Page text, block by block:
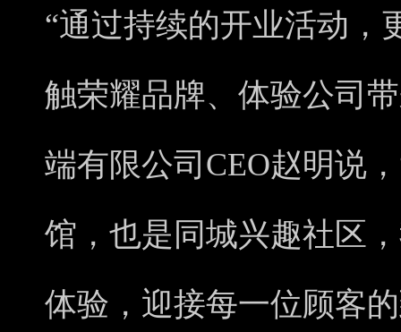
“通过持续的开业活动，
触荣耀品牌、体验公司
端有限公司CEO赵明说
馆，也是同城兴趣社区
体验，迎接每一位顾客